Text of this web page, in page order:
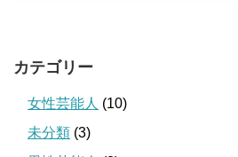
カテゴリー
女性芸能人 (10)
未分類 (3)